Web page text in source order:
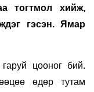
тогтмол хийж,
гэсэн. Ямар
цооног бий.
өдөр тутам